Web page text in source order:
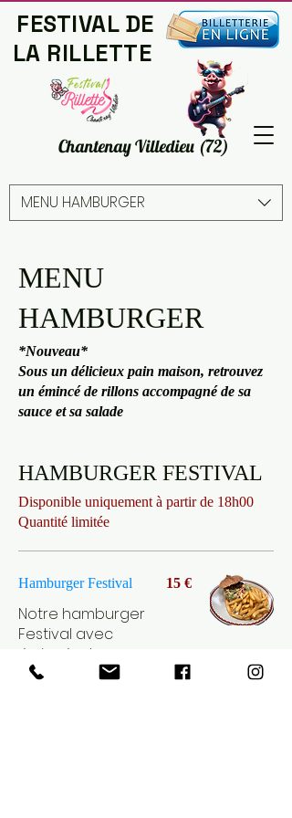
FESTIVAL DE
LA RILLETTE
Chantenay Villedieu (72)
© Comité Animation
MENU HAMBURGER
MENU
HAMBURGER
*Nouveau*
Sous un délicieux pain maison, retrouvez
un émincé de rillons accompagné de sa
sauce et sa salade
HAMBURGER FESTIVAL
Disponible uniquement à partir de 18h00
Quantité limitée
Hamburger Festival
Notre hamburger
Festival avec
émincés de porc
accompagné de
15 €